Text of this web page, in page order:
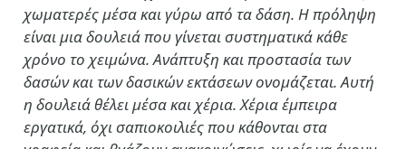
χωματερές μέσα και γύρω από τα δάση. Η πρόληψη
είναι μια δουλειά που γίνεται συστηματικά κάθε
χρόνο το χειμώνα. Ανάπτυξη και προστασία των
δασών και των δασικών εκτάσεων ονομάζεται. Αυτή
η δουλειά θέλει μέσα και χέρια. Χέρια έμπειρα
εργατικά, όχι σαπιοκοιλιές που κάθονται στα